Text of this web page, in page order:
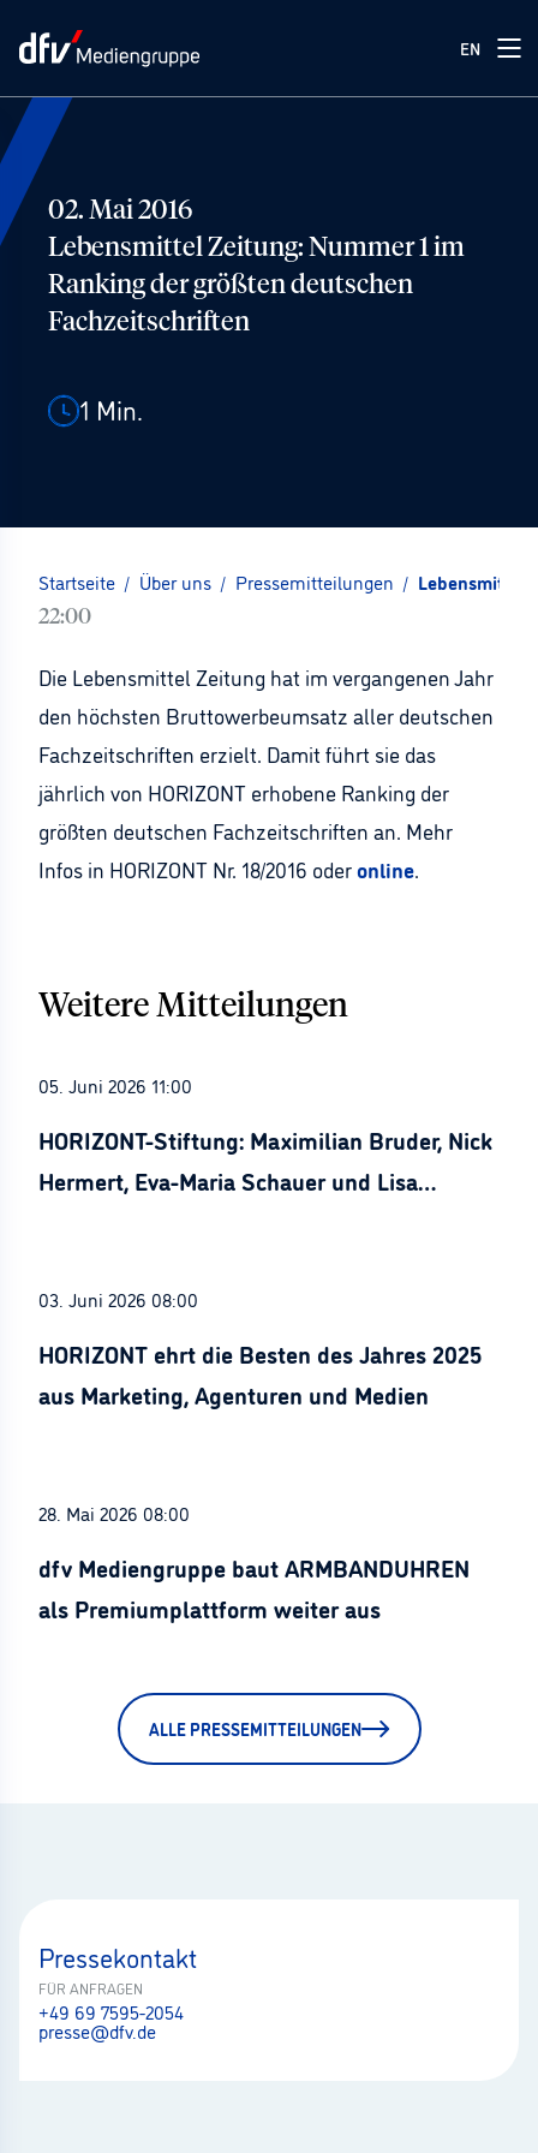
EN
02. Mai 2016
Lebensmittel Zeitung: Nummer 1 im
Ranking der größten deutschen
Fachzeitschriften
1 Min.
Startseite / Über uns / Pressemitteilungen / Lebensmittel
22:00
Die Lebensmittel Zeitung hat im vergangenen Jahr
den höchsten Bruttowerbeumsatz aller deutschen
Fachzeitschriften erzielt. Damit führt sie das
jährlich von HORIZONT erhobene Ranking der
größten deutschen Fachzeitschriften an. Mehr
Infos in HORIZONT Nr. 18/2016 oderonline.
Weitere Mitteilungen
05. Juni 2026 11:00
HORIZONT-Stiftung: Maximilian Bruder, Nick
Hermert, Eva-Maria Schauer und Lisa
03. Juni 2026 08:00
HORIZONT ehrt die Besten des Jahres 2025
aus Marketing, Agenturen und Medien
28. Mai 2026 08:00
dfv Mediengruppe baut ARMBANDUHREN
als Premiumplattform weiter aus
ALLE PRESSEMITTEILUNGEN
Pressekontakt
FÜR ANFRAGEN
+49 69 7595-2054
presse@dfv.de